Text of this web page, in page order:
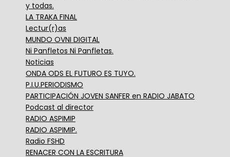
y todas.
LA TRAKA FINAL
Lectur(r)as
MUNDO OVNI DIGITAL
Ni Panfletos Ni Panfletas.
Noticias
ONDA ODS EL FUTURO ES TUYO.
P.I.U.PERIODISMO
PARTICIPACIÓN JOVEN SANFER en RADIO JABATO
Podcast al director
RADIO ASPIMIP
RADIO ASPIMIP.
Radio FSHD
RENACER CON LA ESCRITURA